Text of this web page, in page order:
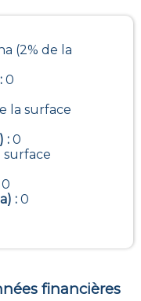
(2% de la
0
la surface
: 0
surface
0
: 0
financières